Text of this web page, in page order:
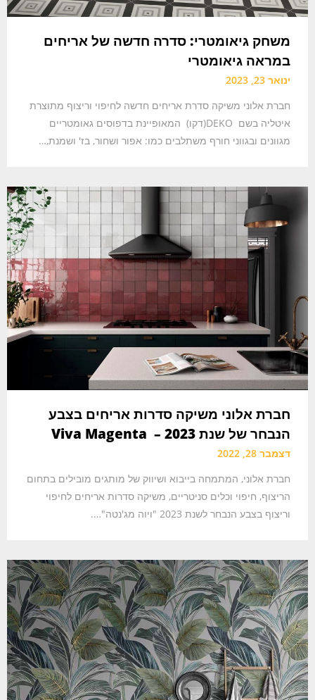
משחק גיאומטרי: סדרה חדשה של אריחים
במראה גיאומטרי
ינואר 23, 2023
חברת אלוני משיקה סדרת אריחים חדשה לחיפוי וריצוף מתוצרת
איטליה בשם DEKO(דקו) המאופיינת בדפוסים גאומטריים
מגוונים ובגווני חורף משתלבים כמו: אפור ושחור, בז' ושמנת,…
חברת אלוני משיקה סדרות אריחים בצבע
הנבחר של שנת 2023 – Viva Magenta
דצמבר 28, 2022
חברת אלוני, המתמחה בייבוא ושיווק של מותגים מובילים בתחום
הריצוף, חיפוי וכלים סניטריים, משיקה סדרות אריחים לחיפוי
וריצוף בצבע הנבחר לשנת 2023 "ויוה מג'נטה"….